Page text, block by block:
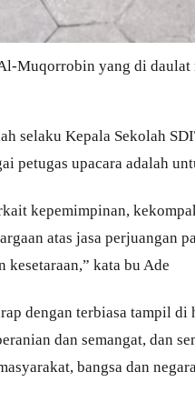
Muqorrobin yang di daulat
selaku Kepala Sekolah
petugas upacara adalah
kepemimpinan,
atas jasa perjuangan
kata bu Ade
dengan terbiasa tampil di
dan semangat, dan
bangsa dan